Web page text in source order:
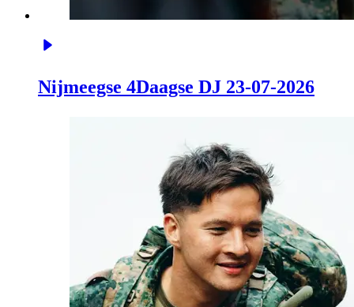
Nijmeegse 4Daagse DJ 23-07-2026